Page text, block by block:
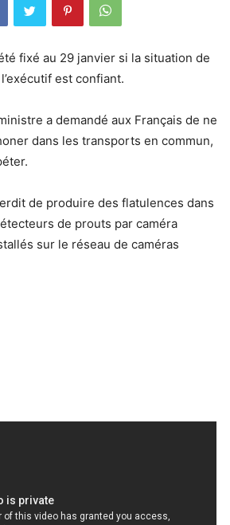
fixé au 29 janvier si la situation de
est confiant.
a demandé aux Français de ne
dans les transports en commun,
de produire des flatulences dans
de prouts par caméra
sur le réseau de caméras